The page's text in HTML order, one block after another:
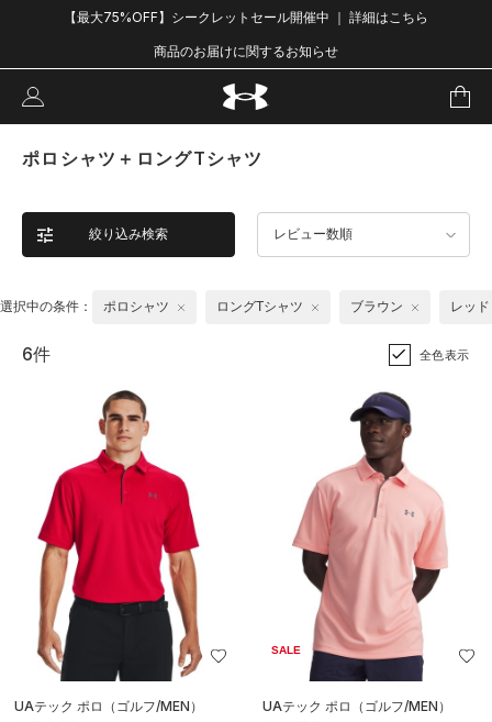
【最大75%OFF】シークレットセール開催中 ｜ 詳細はこちら
商品のお届けに関するお知らせ
ポロシャツ＋ロングTシャツ
絞り込み検索 レビュー数順
選択中の条件： ポロシャツ ロングTシャツ ブラウン レッド
6件 全色表示
UAテック ポロ（ゴルフ/MEN）
SALE
UAテック ポロ（ゴルフ/MEN）